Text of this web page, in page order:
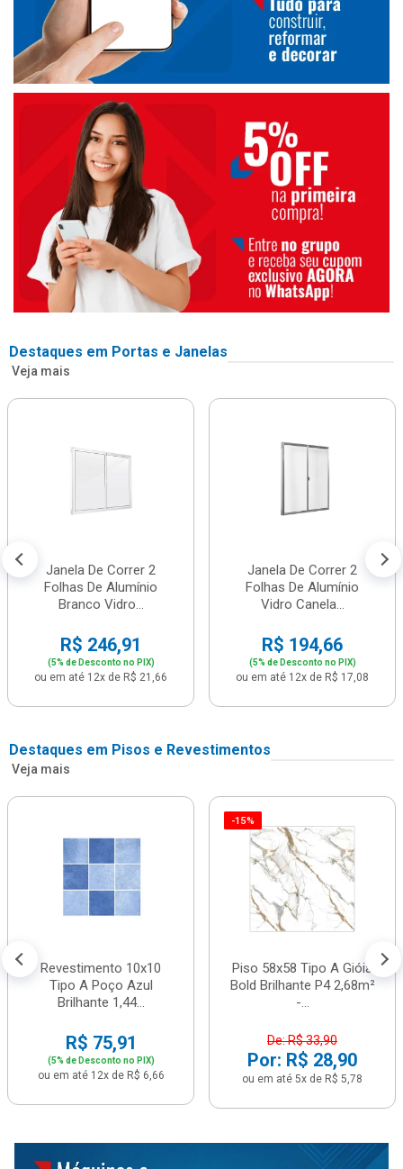
Destaques em Portas e Janelas
Veja mais
Janela De Correr 2
Folhas De Alumínio
Branco Vidro...
R$ 246,91
(5% de Desconto no PIX)
ou em até 12x de R$ 21,66
Janela De Correr 2
Folhas De Alumínio
Vidro Canela...
R$ 194,66
(5% de Desconto no PIX)
ou em até 12x de R$ 17,08
Destaques em Pisos e Revestimentos
Veja mais
Revestimento 10x10
Tipo A Poço Azul
Brilhante 1,44...
R$ 75,91
(5% de Desconto no PIX)
ou em até 12x de R$ 6,66
-15%
Piso 58x58 Tipo A Gióia
Bold Brilhante P4 2,68m²
-...
De: R$ 33,90
Por: R$ 28,90
ou em até 5x de R$ 5,78